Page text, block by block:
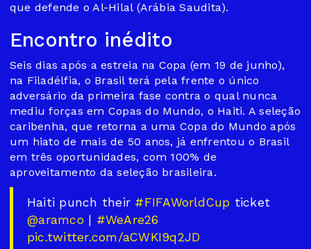
que defende o Al-Hilal (Arábia Saudita).
Encontro inédito
Seis dias após a estreia na Copa (em 19 de junho),
na Filadélfia, o Brasil terá pela frente o único
adversário da primeira fase contra o qual nunca
mediu forças em Copas do Mundo, o Haiti. A seleção
caribenha, que retorna a uma Copa do Mundo após
um hiato de mais de 50 anos, já enfrentou o Brasil
em três oportunidades, com 100% de
aproveitamento da seleção brasileira.
Haiti punch their #FIFAWorldCup ticket
️@aramco
#WeAre26
pic.twitter.com/aCWKI9q2JD